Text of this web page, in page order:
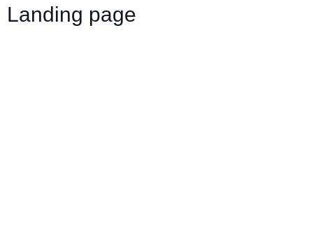
Landing page